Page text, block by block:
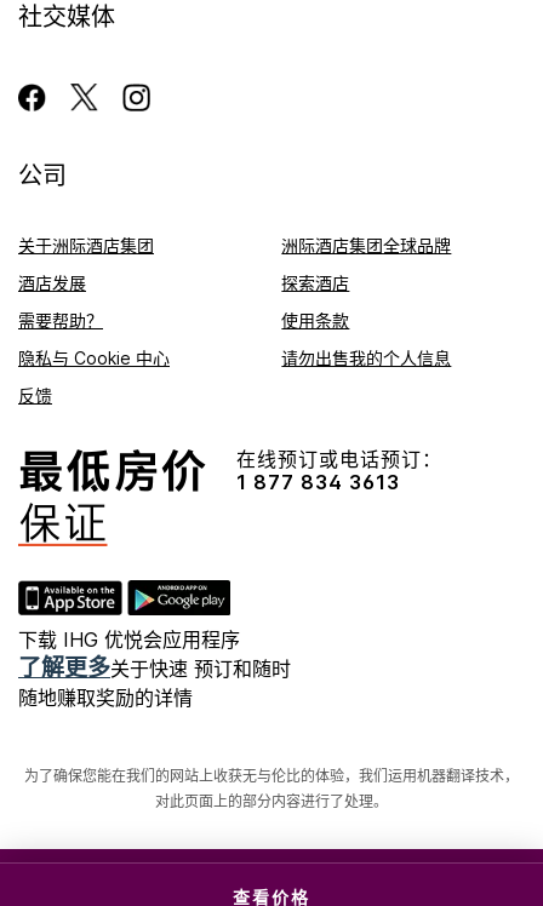
查看价格
社交媒体
公司
关于洲际酒店集团
洲际酒店集团全球品牌
酒店发展
探索酒店
需要帮助？
使用条款
隐私与 Cookie 中心
请勿出售我的个人信息
反馈
在线预订或电话预订：
1 877 834 3613
下载 IHG 优悦会应用程序
了解更多关于快速 预订和随时
随地赚取奖励的详情
为了确保您能在我们的网站上收获无与伦比的体验，我们运用机器翻译技术，
对此页面上的部分内容进行了处理。